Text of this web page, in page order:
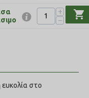
+
−
shopping_cart
στο